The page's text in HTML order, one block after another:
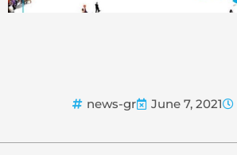
news-gr June 7, 2021